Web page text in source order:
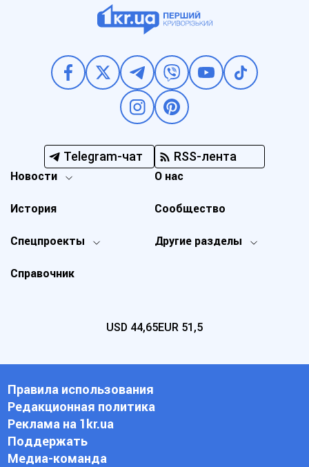
Telegram-чат RSS-лента
Новости
Спецпроекты Другие разделы
История
О нас
Справочник
Сообщество
USD 44,65EUR 51,5
Правила использования
Редакционная политика
Реклама на 1kr.ua
Поддержать
Медиа-команда